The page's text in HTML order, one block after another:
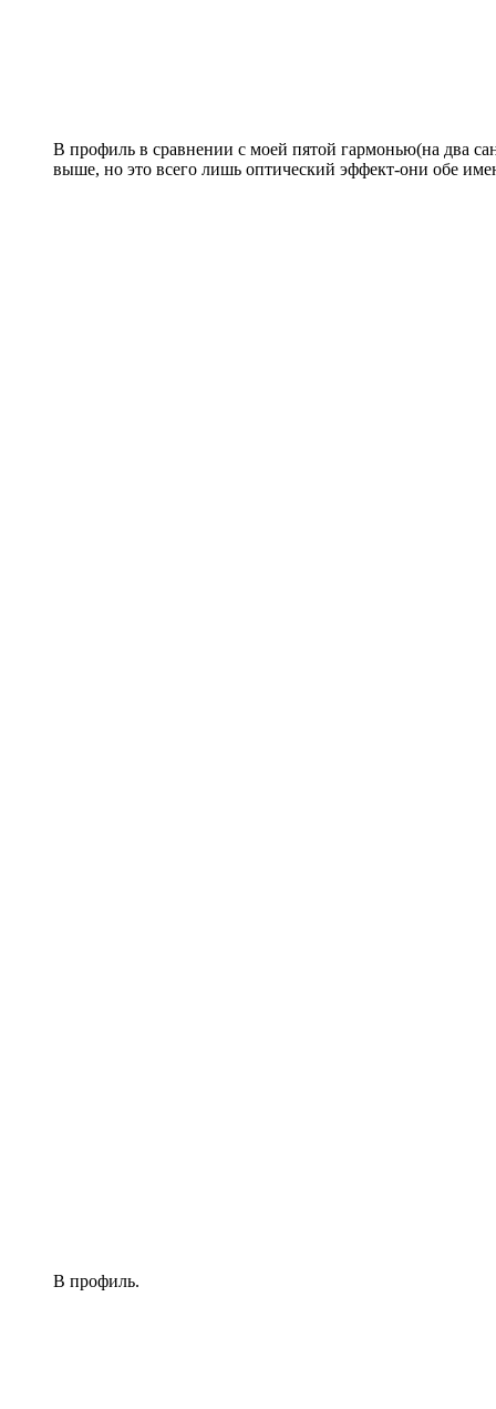
В профиль в сравнении с моей пятой гармонью(на два
выше, но это всего лишь оптический эффект-они обе
В профиль.